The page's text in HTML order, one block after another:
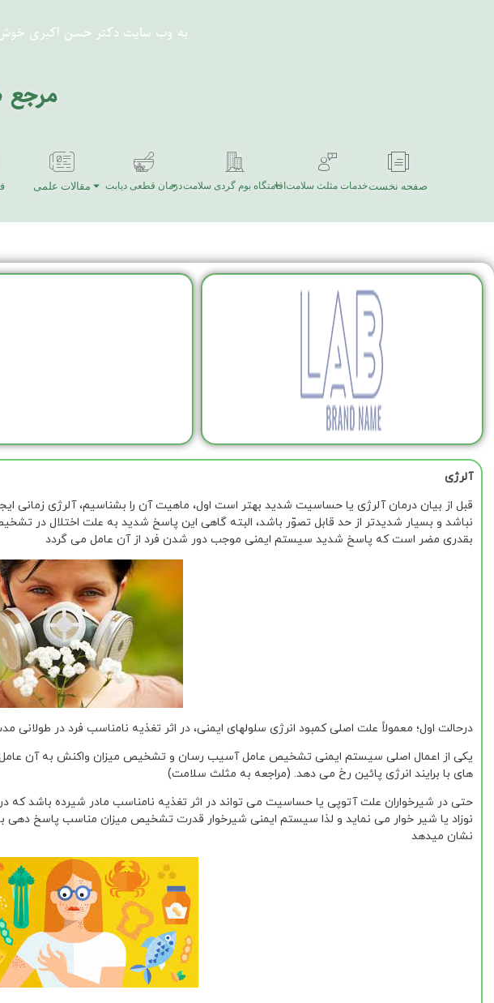
به وب سایت دکتر حسن اکبری
مرجع
صفحه نخستخدمات مثلث سلامتاقامتگاه بوم گردی سلامتدرمان قطعی دیابت مقالات علمی
آلرژی
قبل از بیان درمان آلرژی یا حساسیت شدید بهتر است اول، ماهیت آن را بشناسیم، آلرژی زمانی
نباشد و بسیار شدیدتر از حد قابل تصوّر باشد، البته گاهی این پاسخ شدید به علت اختلال در
بقدری مضر است که پاسخ شدید سیستم ایمنی موجب دور شدن فرد از آن عامل می گردد
درحالت اول؛ معمولاً علت اصلی کمبود انرژی سلولهای ایمنی، در اثر تغذیه نامناسب فرد در طولانی
یکی از اعمال اصلی سیستم ایمنی تشخیص عامل آسیب رسان و تشخیص میزان واکنش به آن
های با برایند انرژی پائین رخ می دهد. (مراجعه به مثلث سلامت)
حتی در شیرخواران علت آتوپی یا حساسیت می تواند در اثر تغذیه نامناسب مادر شیرده باشد که
نوزاد یا شیر خوار می نماید و لذا سیستم ایمنی شیرخوار قدرت تشخیص میزان مناسب پاسخ دهی
نشان میدهد